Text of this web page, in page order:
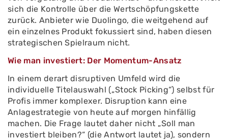
sich die Kontrolle über die Wertschöpfungskette
zurück. Anbieter wie Duolingo, die weitgehend auf
ein einzelnes Produkt fokussiert sind, haben diesen
strategischen Spielraum nicht.
Wie man investiert: Der Momentum-Ansatz
In einem derart disruptiven Umfeld wird die
individuelle Titelauswahl („Stock Picking“) selbst für
Profis immer komplexer. Disruption kann eine
Anlagestrategie von heute auf morgen hinfällig
machen. Die Frage lautet daher nicht „Soll man
investiert bleiben?“ (die Antwort lautet ja), sondern